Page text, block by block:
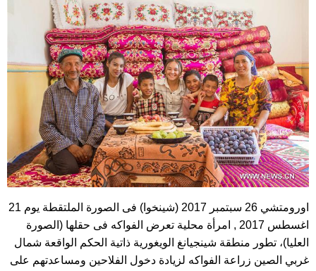
اورومتشي 26 سبتمبر 2017 (شينخوا) فى الصورة الملتقطة يوم 21
اغسطس 2017 , امرأة محلية تعرض الفواكه فى حقلها (الصورة
العليا)، تطور منطقة شينجيانغ الويغورية ذاتية الحكم الواقعة شمال
غربي الصين زراعة الفواكه لزيادة دخول الفلاحين ومساعدتهم على